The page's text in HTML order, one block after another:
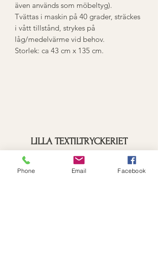
även används som möbeltyg).
Tvättas i maskin på 40 grader, sträckes
i vått tillstånd, strykes på
låg/medelvärme vid behov.
Storlek: ca 43 cm x 135 cm.
LILLA TEXTILTRYCKERIET
Prenumerationsformulär
Phone Email Facebook